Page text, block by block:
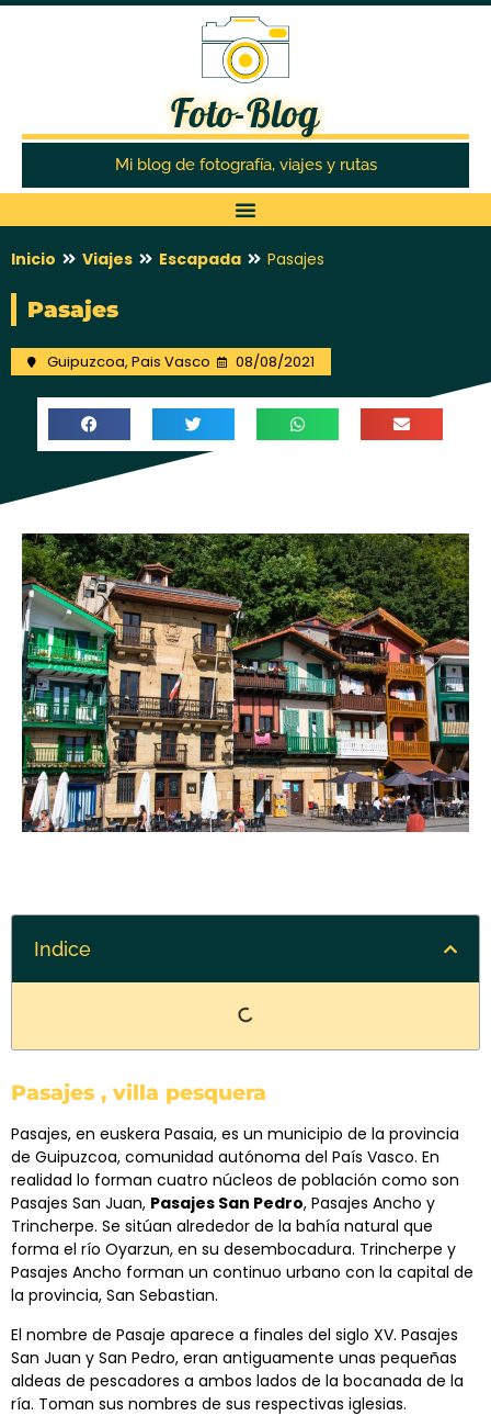
Foto-Blog
Mi blog de fotografía, viajes y rutas
Inicio Viajes Escapada Pasajes
Pasajes
Guipuzcoa, Pais Vasco 08/08/2021
Pasajes , villa pesquera
Pasajes, en euskera Pasaia, es un municipio de la provincia
de Guipuzcoa, comunidad autónoma del País Vasco. En
realidad lo forman cuatro núcleos de población como son
Pasajes San Juan, Pasajes San Pedro, Pasajes Ancho y
Trincherpe. Se sitúan alrededor de la bahía natural que
forma el río Oyarzun, en su desembocadura. Trincherpe y
Pasajes Ancho forman un continuo urbano con la capital de
la provincia, San Sebastian.
El nombre de Pasaje aparece a finales del siglo XV. Pasajes
San Juan y San Pedro, eran antiguamente unas pequeñas
aldeas de pescadores a ambos lados de la bocanada de la
ría. Toman sus nombres de sus respectivas iglesias.
Indice